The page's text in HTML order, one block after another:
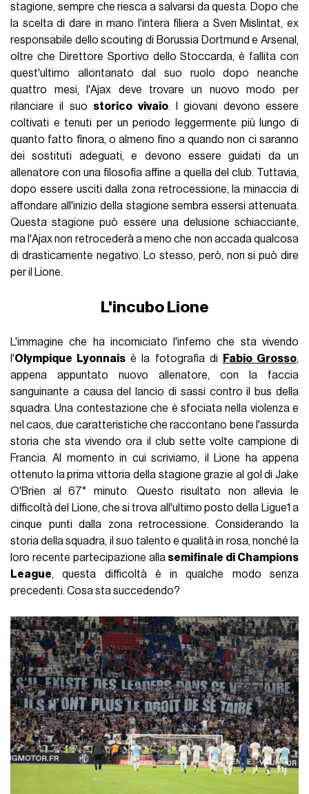
stagione, sempre che riesca a salvarsi da questa. Dopo che
la scelta di dare in mano l'intera filiera a Sven Mislintat, ex
responsabile dello scouting di Borussia Dortmund e Arsenal,
oltre che Direttore Sportivo dello Stoccarda, è fallita con
quest'ultimo allontanato dal suo ruolo dopo neanche
quattro mesi, l'Ajax deve trovare un nuovo modo per
rilanciare il suo storico vivaio. I giovani devono essere
coltivati e tenuti per un periodo leggermente più lungo di
quanto fatto finora, o almeno fino a quando non ci saranno
dei sostituti adeguati, e devono essere guidati da un
allenatore con una filosofia affine a quella del club. Tuttavia,
dopo essere usciti dalla zona retrocessione, la minaccia di
affondare all'inizio della stagione sembra essersi attenuata.
Questa stagione può essere una delusione schiacciante,
ma l'Ajax non retrocederà a meno che non accada qualcosa
di drasticamente negativo. Lo stesso, però, non si può dire
per il Lione.
L'incubo Lione
L'immagine che ha incorniciato l'inferno che sta vivendo
l'Olympique Lyonnais è la fotografia di Fabio Grosso,
appena appuntato nuovo allenatore, con la faccia
sanguinante a causa del lancio di sassi contro il bus della
squadra. Una contestazione che è sfociata nella violenza e
nel caos, due caratteristiche che raccontano bene l'assurda
storia che sta vivendo ora il club sette volte campione di
Francia. Al momento in cui scriviamo, il Lione ha appena
ottenuto la prima vittoria della stagione grazie al gol di Jake
O'Brien al 67° minuto. Questo risultato non allevia le
difficoltà del Lione, che si trova all'ultimo posto della Ligue1 a
cinque punti dalla zona retrocessione. Considerando la
storia della squadra, il suo talento e qualità in rosa, nonché la
loro recente partecipazione alla semifinale di Champions
League, questa difficoltà è in qualche modo senza
precedenti. Cosa sta succedendo?